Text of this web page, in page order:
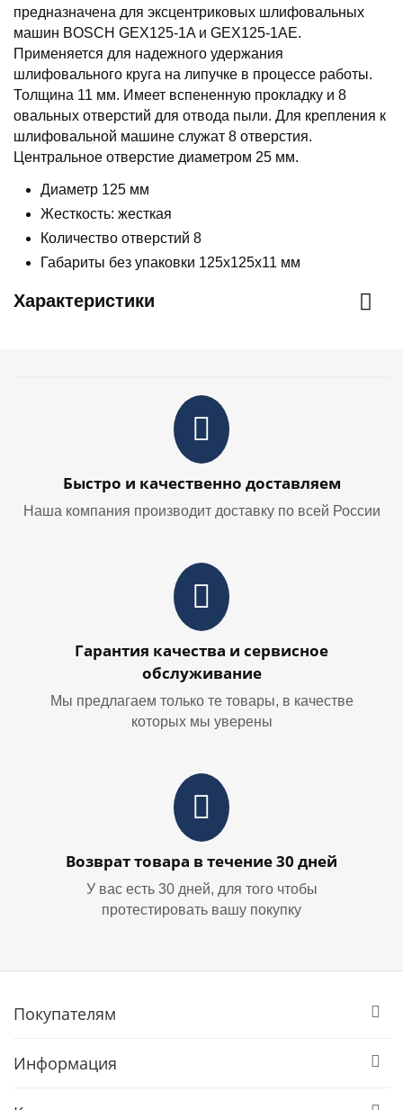
предназначена для эксцентриковых шлифовальных
машин BOSCH GEX125-1A и GEX125-1AE.
Применяется для надежного удержания
шлифовального круга на липучке в процессе работы.
Толщина 11 мм. Имеет вспененную прокладку и 8
овальных отверстий для отвода пыли. Для крепления к
шлифовальной машине служат 8 отверстия.
Центральное отверстие диаметром 25 мм.
Диаметр 125 мм
Жесткость: жесткая
Количество отверстий 8
Габариты без упаковки 125x125x11 мм
Характеристики
Быстро и качественно доставляем
Наша компания производит доставку по всей России
Гарантия качества и сервисное
обслуживание
Мы предлагаем только те товары, в качестве
которых мы уверены
Возврат товара в течение 30 дней
У вас есть 30 дней, для того чтобы
протестировать вашу покупку
Покупателям
Информация